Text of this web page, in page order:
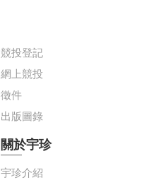
競投登記
網上競投
徵件
出版圖錄
關於宇珍
宇珍介紹